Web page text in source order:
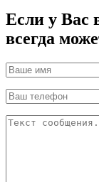
Если у Вас
всегда